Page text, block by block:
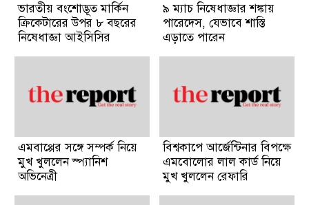
ভারতীয় বংশোদ্ভূত মার্কিন
ক্রিকেটারের উপর ৮ বছরের
নিষেধাজ্ঞা আইসিসির
৯ ম্যাচ নিষেধাজ্ঞার শঙ্কায়
পারেদেস, যেভাবে শাস্তি
এড়াতে পারেন
এমবাপ্পের সঙ্গে সম্পর্ক নিয়ে
মুখ খুললেন স্প্যানিশ
অভিনেত্রী
বিশ্বকাপে আর্জেন্টিনার বিপক্ষে
এমবোলোর লাল কার্ড নিয়ে
মুখ খুললেন রেফারি